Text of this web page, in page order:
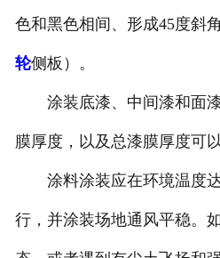
色和黑色相间、形成45度斜
轮侧板）。
涂装底漆、中间漆和面漆
膜厚度，以及总漆膜厚度可
涂料涂装应在环境温度达
行，并涂装场地通风平稳。